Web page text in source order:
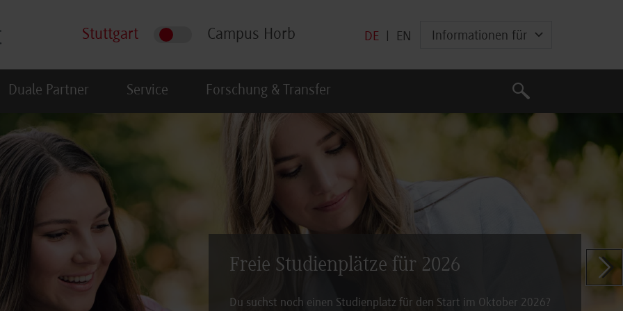
Stuttgart Campus Horb DE EN Informationen für
Duale Partner Service Forschung & Transfer
Suche
Suche
Freie Studienplätze für 2026
Du suchst noch einen Studienplatz für den Start im Oktober 2026?
Zeige